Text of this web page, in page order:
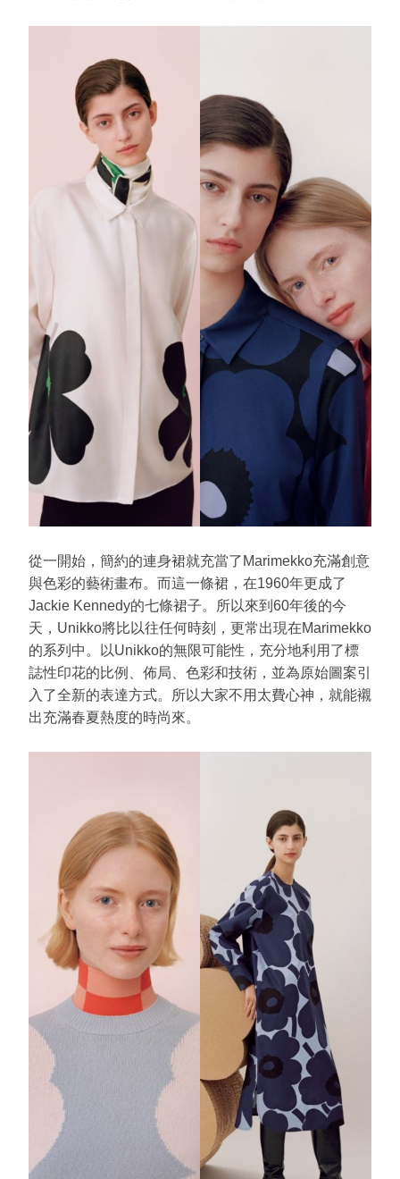
從一開始，簡約的連身裙就充當了Marimekko充滿創意
與色彩的藝術畫布。而這一條裙，在1960年更成了
Jackie Kennedy的七條裙子。所以來到60年後的今
天，Unikko將比以往任何時刻，更常出現在Marimekko
的系列中。以Unikko的無限可能性，充分地利用了標
誌性印花的比例、佈局、色彩和技術，並為原始圖案引
入了全新的表達方式。所以大家不用太費心神，就能襯
出充滿春夏熱度的時尚來。